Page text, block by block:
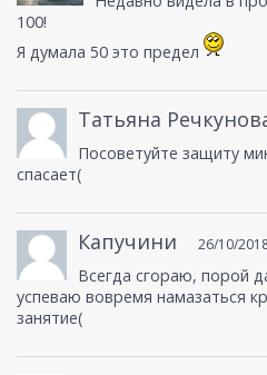
100!
Я думала 50 это предел
Татьяна
Посоветуйте защиту
спасает(
Капучини 26/10/
Всегда сгораю, порой
успеваю вовремя намазаться
занятие(